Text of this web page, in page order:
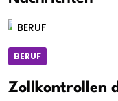
BERUF
BERUF
Zollkontrollen